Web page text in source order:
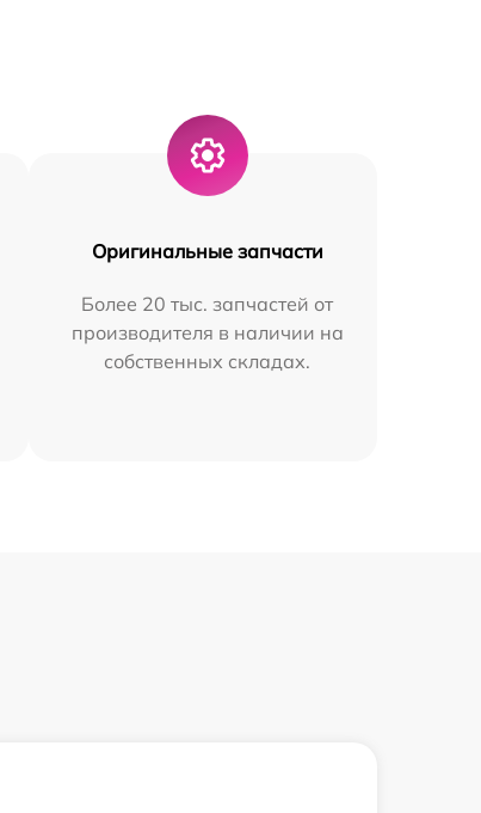
Оригинальные запчасти
Более 20 тыс. запчастей от
производителя в наличии на
собственных складах.